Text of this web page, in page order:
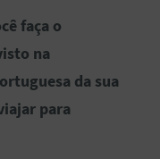
faça o
na
da sua
para